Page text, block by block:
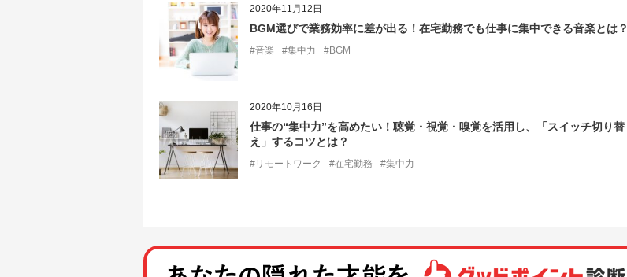
2020年11月12日
BGM選びで業務効率に差が出る！在宅勤務でも仕事に集中できる音楽とは？
#音楽 #集中力 #BGM
2020年10月16日
仕事の“集中力”を高めたい！聴覚・視覚・嗅覚を活用し、「スイッチ切り替
え」するコツとは？
#リモートワーク #在宅勤務 #集中力